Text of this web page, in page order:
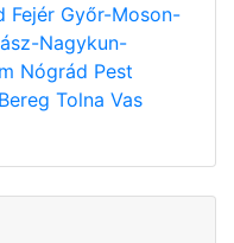
Fejér Győr-Moson-
Nagykun-
Nógrád Pest
Tolna Vas